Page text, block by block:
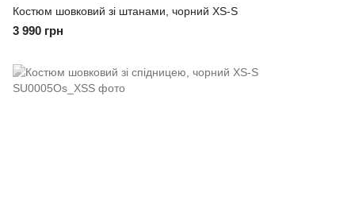
Костюм шовковий зі штанами, чорний XS-S
3 990 грн